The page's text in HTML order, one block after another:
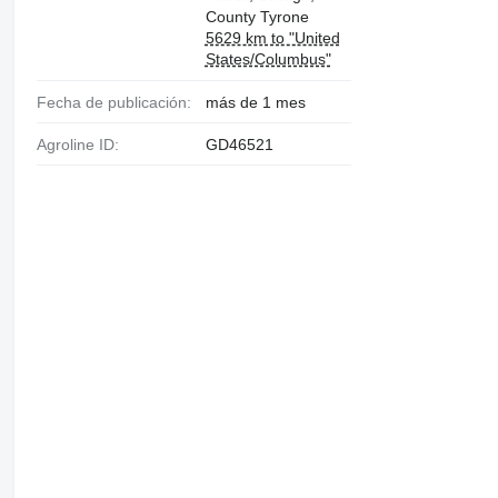
County Tyrone
5629 km to "United
States/Columbus"
Fecha de publicación: más de 1 mes
Agroline ID: GD46521